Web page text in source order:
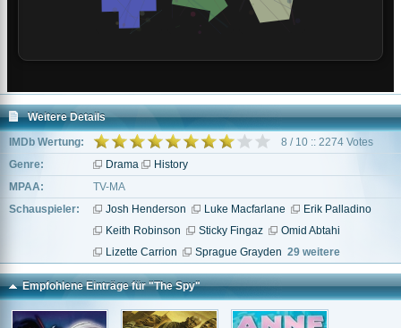
Weitere Details
IMDb Wertung:
8 / 10 :: 2274 Votes
Genre:
Drama
History
MPAA:
TV-MA
Schauspieler:
Josh Henderson Luke Macfarlane
Erik Palladino
Keith Robinson
Sticky Fingaz
Omid Abtahi
Lizette Carrion
Sprague Grayden 29 weitere
Empfohlene Einträge für "The Spy"